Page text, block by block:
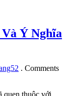
Ý Nghĩa
. Comments